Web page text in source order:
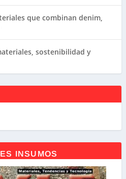
que combinan denim,
sostenibilidad y
INSUMOS